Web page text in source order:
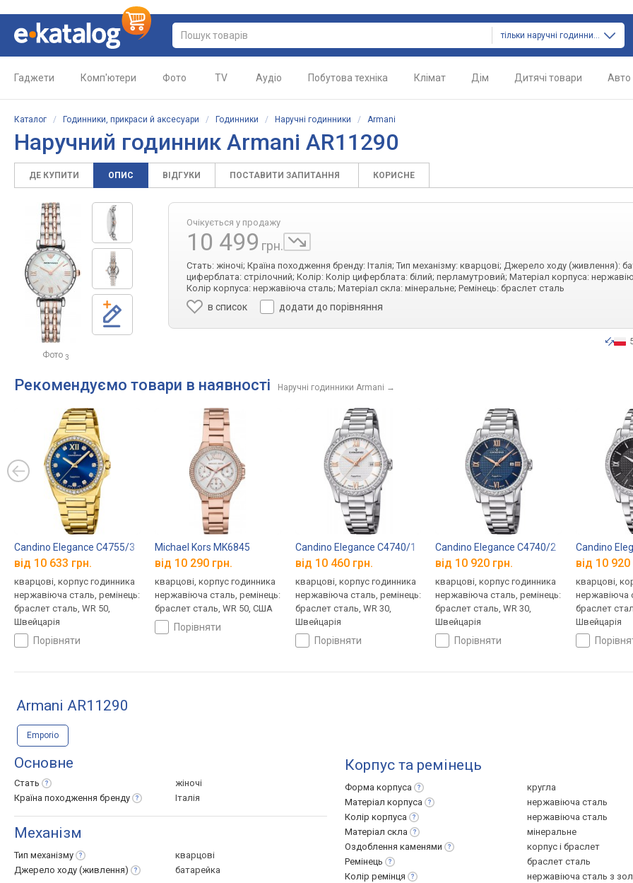
тільки наручні годинники
Гаджети Комп'ютери Фото TV Аудіо Побутова техніка Клімат Дім Дитячі товари Авто
Каталог / Годинники, прикраси й аксесуари / Годинники / Наручні годинники / Armani
Наручний годинник Armani AR11290
ДЕ КУПИТИ ОПИС ВІДГУКИ ПОСТАВИТИ ЗАПИТАННЯ КОРИСНЕ
Фото 3
Очікується у продажу
10 499 грн.
Стать: жіночі; Країна походження бренду: Італія; Тип механізму: кварцові; Джерело ходу (живлення):
циферблата: стрілочний; Колір: Колір циферблата: білий; перламутровий; Матеріал корпуса:
Колір корпуса: нержавіюча сталь; Матеріал скла: мінеральне; Ремінець: браслет сталь
в список додати до порівняння
Рекомендуємо товари в наявності Наручні годинники Armani →
Candino Elegance C4755/3
від 10 633 грн.
кварцові, корпус годинника
нержавіюча сталь, ремінець:
браслет сталь, WR 50,
Швейцарія
порівняти
Michael Kors MK6845
від 10 290 грн.
кварцові, корпус годинника
нержавіюча сталь, ремінець:
браслет сталь, WR 50, США
порівняти
Candino Elegance C4740/1
від 10 460 грн.
кварцові, корпус годинника
нержавіюча сталь, ремінець:
браслет сталь, WR 30,
Швейцарія
порівняти
Candino Elegance C4740/2
від 10 920 грн.
кварцові, корпус годинника
нержавіюча сталь, ремінець:
браслет сталь, WR 30,
Швейцарія
порівняти
Candino
від 10 920
кварцові,
нержавіюча
браслет
Швейцарія
Armani AR11290
Emporio
Основне
Стать
жіночі
Країна походження бренду Італія
Механізм
Тип механізму
кварцові
Джерело ходу (живлення) батарейка
Корпус та ремінець
Форма корпуса
кругла
Матеріал корпуса
нержавіюча сталь
Колір корпуса
нержавіюча сталь
Матеріал скла
мінеральне
Оздоблення каменями
корпус і браслет
Ремінець
браслет сталь
Колір ремінця
нержавіюча сталь з